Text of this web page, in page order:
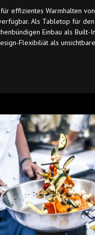
effizientes Warmhalten
Als Tabletop für
Einbau als Built-
Flexibiliät als